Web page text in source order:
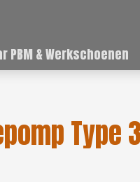
PBM & Werkschoenen
Type